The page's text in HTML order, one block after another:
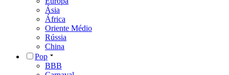
Ásia
África
Oriente Médio
Rússia
China
Pop
BBB